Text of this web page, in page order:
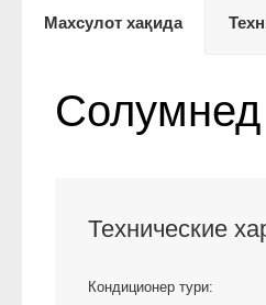
Махсулот хақида
Технические
Кондиционер тури: